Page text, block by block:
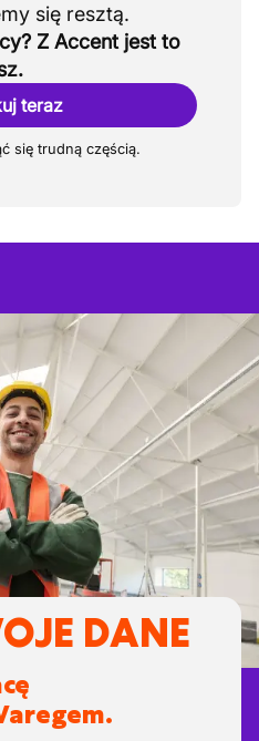
Z Accent jest to
teraz
się trudną częścią.
DANE